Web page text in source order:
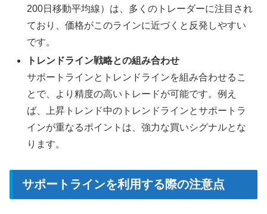
200日移動平均線）は、多くのトレーダーに注目され
ており、価格がこのラインに近づくと反発しやすい
です。
トレンドライン戦略との組み合わせ
サポートラインとトレンドラインを組み合わせるこ
とで、より精度の高いトレードが可能です。例え
ば、上昇トレンド中のトレンドラインとサポートラ
インが重なるポイントは、強力な買いシグナルとな
ります。
サポートラインを利用する際の注意点